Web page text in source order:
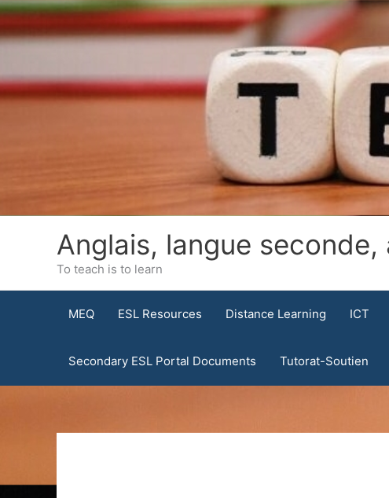
Skip
to
content
Anglais, langue seconde,
To teach is to learn
MEQ ESL Resources Distance Learning ICT
Secondary ESL Portal Documents Tutorat-Soutien